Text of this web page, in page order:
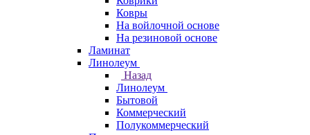
Ковры
На войлочной основе
На резиновой основе
Ламинат
Линолеум
Назад
Линолеум
Бытовой
Коммерческий
Полукоммерческий